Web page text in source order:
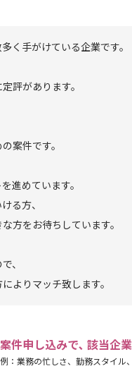
く手がけている企業です。
評があります。
案件です。
進めています。
る方、
方をお待ちしています。
、
よりマッチ致します。
案件申し込みで､ 該当企
例：業務の忙しさ、勤務スタイル